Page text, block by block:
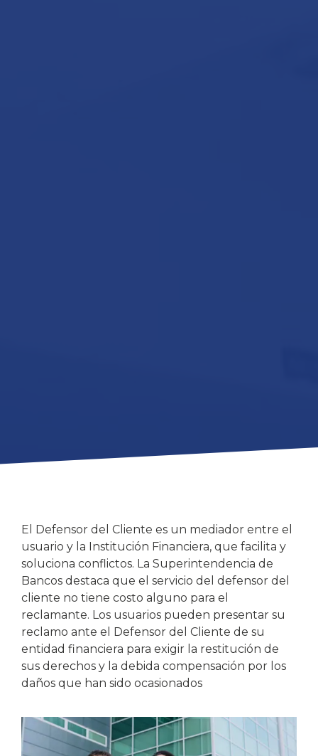
El Defensor del Cliente es un mediador entre el
usuario y la Institución Financiera, que facilita y
soluciona conflictos. La Superintendencia de
Bancos destaca que el servicio del defensor del
cliente no tiene costo alguno para el
reclamante. Los usuarios pueden presentar su
reclamo ante el Defensor del Cliente de su
entidad financiera para exigir la restitución de
sus derechos y la debida compensación por los
daños que han sido ocasionados